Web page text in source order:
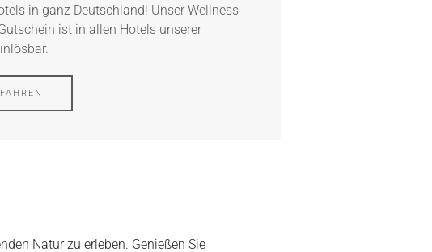
in ganz Deutschland! Unser Wellness
ist in allen Hotels unserer
Natur zu erleben. Genießen Sie